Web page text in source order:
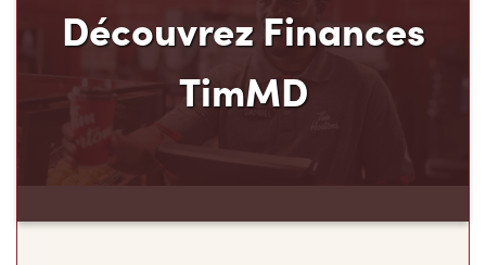
Découvrez Finances
TimMD